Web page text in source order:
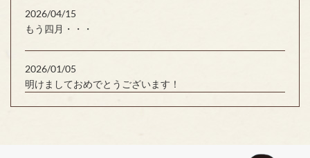
2026/04/15
もう四月・・・
2026/01/05
明けましておめでとうございます！